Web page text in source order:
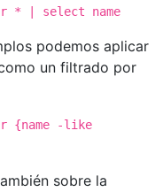
* | select name
podemos aplicar
un filtrado por
{name -like
sobre la